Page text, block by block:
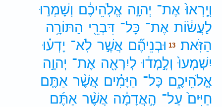
וְיָֽרְאוּ֙ אֶת־ יְהוָ֣ה אֱלֹֽהֵיכֶ֔ם וְשָׁמְר֣וּ
לַעֲשׂ֔וֹת אֶת־ כָּל־ דִּבְרֵ֖י הַתּוֹרָ֥ה
הַזֹּֽאת׃
13 וּבְנֵיהֶ֞ם אֲשֶׁ֣ר לֹֽא־ יָדְע֗וּ
יִשְׁמְעוּ֙ וְלָ֣מְד֔וּ לְיִרְאָ֖ה אֶת־ יְהוָ֣ה
אֱלֹהֵיכֶ֑ם כָּל־ הַיָּמִ֗ים אֲשֶׁ֨ר אַתֶּ֤ם
חַיִּים֙ עַל־ הָ֣אֲדָמָ֔ה אֲשֶׁ֨ר אַתֶּ֜ם